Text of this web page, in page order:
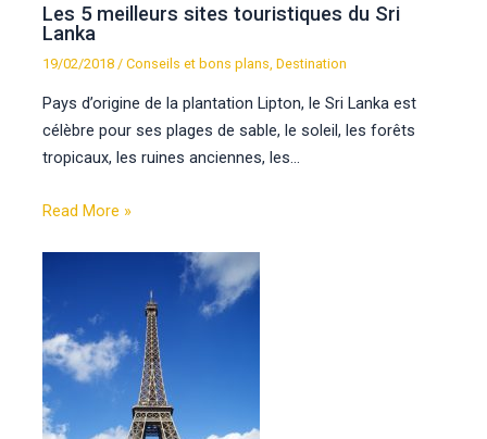
Les 5 meilleurs sites touristiques du Sri
Lanka
19/02/2018 /Conseils et bons plans ,Destination
Pays d’origine de la plantation Lipton, le Sri Lanka est
célèbre pour ses plages de sable, le soleil, les forêts
tropicaux, les ruines anciennes, les…
Read More »